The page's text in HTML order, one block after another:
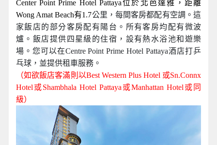
芭達雅中心點高級飯店Center Point Prime Hotel
Center Point Prime Hotel Pattaya位於北芭達雅，距離
Wong Amat Beach有1.7
公里，每間客房都配有空調。這